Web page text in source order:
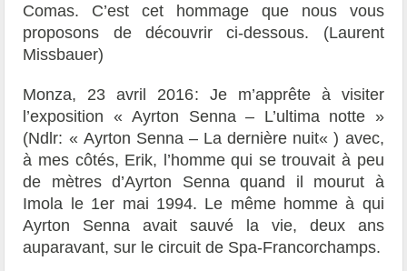
Comas. C’est cet hommage que nous vous
proposons de découvrir ci-dessous. (Laurent
Missbauer)
Monza, 23 avril 2016: Je m’apprête à visiter
l’exposition « Ayrton Senna – L’ultima notte »
(Ndlr: « Ayrton Senna – La dernière nuit«) avec,
à mes côtés, Erik, l’homme qui se trouvait à peu
de mètres d’Ayrton Senna quand il mourut à
Imola le 1er mai 1994. Le même homme à qui
Ayrton Senna avait sauvé la vie, deux ans
auparavant, sur le circuit de Spa-Francorchamps.